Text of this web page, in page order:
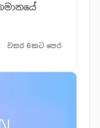
වසර 6කට පෙර